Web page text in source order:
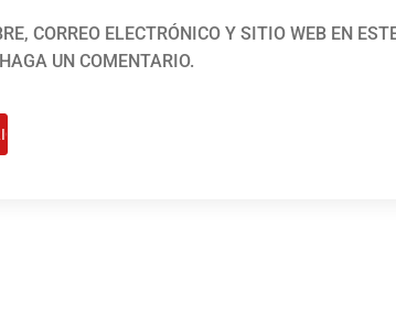
CORREO ELECTRÓNICO Y SITIO WEB EN
UN COMENTARIO.